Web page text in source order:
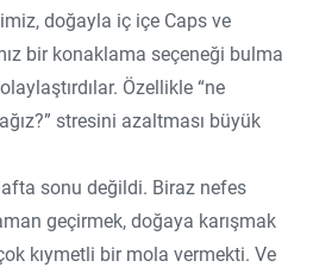
doğayla iç içe Caps ve
bir konaklama seçeneği bulma
Özellikle “ne
stresini azaltması büyük
sonu değildi. Biraz nefes
geçirmek, doğaya karışmak
kıymetli bir mola vermekti. Ve